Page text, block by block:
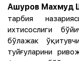
Aшуров Махмуд
тарбия
ихтисослиги
бўлажак
туйғуларини